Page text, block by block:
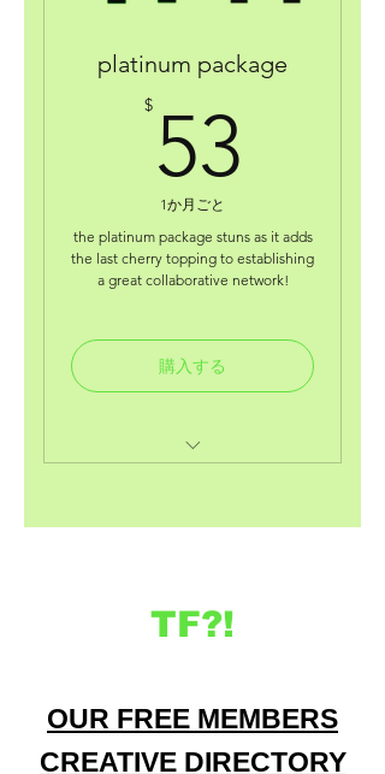
coaching consultations with
business deals from other
brands like "craftworkstudio"
(pa)
receive 90% on our
contest/grant application fee.
acess to your very own online
wallet.
platinum package
$ 53
1か月ごと
the platinum package stuns as it adds
the last cherry topping to establishing
a great collaborative network!
購入する
TF?!
OUR FREE MEMBERS
CREATIVE DIRECTORY